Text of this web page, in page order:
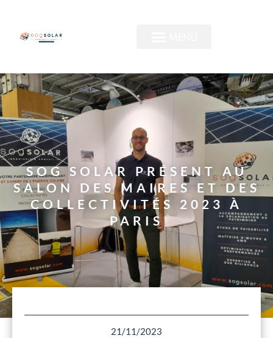
SOG SOLAR PRÉSENT AU
SALON DES MAIRES ET DES
COLLECTIVITÉS 2023 À
PARIS
21/11/2023